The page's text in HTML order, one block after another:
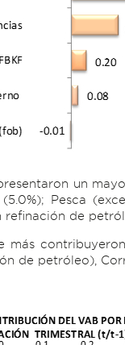
un
Pesca
de
de petróleo),